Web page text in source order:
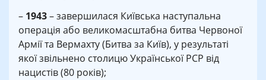
– 1943– завершилася Київська наступальна
операція або великомасштабна битва Червоної
Армії та Вермахту (Битва за Київ), у результаті
якої звільнено столицю Української РСР від
нацистів (80 років);